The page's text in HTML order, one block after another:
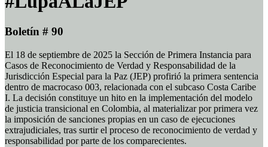
Boletín # 90
El 18 de septiembre de 2025 la Sección de Primera Instancia para
Casos de Reconocimiento de Verdad y Responsabilidad de la
Jurisdicción Especial para la Paz (JEP) profirió la primera sentencia
dentro de macrocaso 003, relacionada con el subcaso Costa Caribe
I. La decisión constituye un hito en la implementación del modelo
de justicia transicional en Colombia, al materializar por primera vez
la imposición de sanciones propias en un caso de ejecuciones
extrajudiciales, tras surtir el proceso de reconocimiento de verdad y
responsabilidad por parte de los comparecientes.